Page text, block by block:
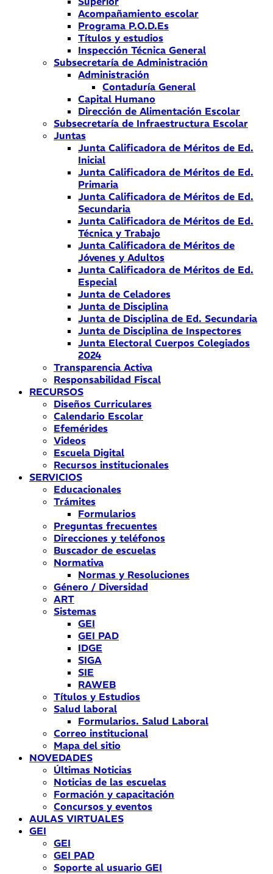
Acompañamiento escolar
Programa P.O.D.Es
Títulos y estudios
Inspección Técnica General
Subsecretaría de Administración
Administración
Contaduría General
Capital Humano
Dirección de Alimentación Escolar
Subsecretaría de Infraestructura Escolar
Juntas
Junta Calificadora de Méritos de Ed.
Inicial
Junta Calificadora de Méritos de Ed.
Primaria
Junta Calificadora de Méritos de Ed.
Secundaria
Junta Calificadora de Méritos de Ed.
Técnica y Trabajo
Junta Calificadora de Méritos de
Jóvenes y Adultos
Junta Calificadora de Méritos de Ed.
Especial
Junta de Celadores
Junta de Disciplina
Junta de Disciplina de Ed. Secundaria
Junta de Disciplina de Inspectores
Junta Electoral Cuerpos Colegiados
2024
Transparencia Activa
Responsabilidad Fiscal
RECURSOS
Diseños Curriculares
Calendario Escolar
Efemérides
Videos
Escuela Digital
Recursos institucionales
SERVICIOS
Educacionales
Trámites
Formularios
Preguntas frecuentes
Direcciones y teléfonos
Buscador de escuelas
Normativa
Normas y Resoluciones
Género / Diversidad
ART
Sistemas
GEI
GEI PAD
IDGE
SIGA
SIE
RAWEB
Títulos y Estudios
Salud laboral
Formularios. Salud Laboral
Correo institucional
Mapa del sitio
NOVEDADES
Últimas Noticias
Noticias de las escuelas
Formación y capacitación
Concursos y eventos
AULAS VIRTUALES
GEI
GEI
GEI PAD
Soporte al usuario GEI